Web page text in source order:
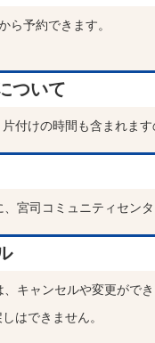
ら予約できます。
ついて
付けの時間も含まれま
宮司コミュニティセン
キャンセルや変更ができ
はできません。